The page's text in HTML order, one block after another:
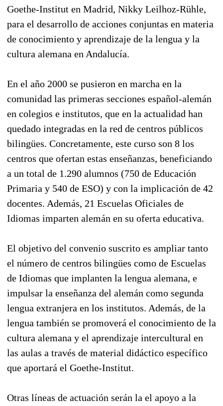
Goethe-Institut en Madrid, Nikky Leilhoz-Rühle,
para el desarrollo de acciones conjuntas en materia
de conocimiento y aprendizaje de la lengua y la
cultura alemana en Andalucía.
En el año 2000 se pusieron en marcha en la
comunidad las primeras secciones español-alemán
en colegios e institutos, que en la actualidad han
quedado integradas en la red de centros públicos
bilingües. Concretamente, este curso son 8 los
centros que ofertan estas enseñanzas, beneficiando
a un total de 1.290 alumnos (750 de Educación
Primaria y 540 de ESO) y con la implicación de 42
docentes. Además, 21 Escuelas Oficiales de
Idiomas imparten alemán en su oferta educativa.
El objetivo del convenio suscrito es ampliar tanto
el número de centros bilingües como de Escuelas
de Idiomas que implanten la lengua alemana, e
impulsar la enseñanza del alemán como segunda
lengua extranjera en los institutos. Además, de la
lengua también se promoverá el conocimiento de la
cultura alemana y el aprendizaje intercultural en
las aulas a través de material didáctico específico
que aportará el Goethe-Institut.
Otras líneas de actuación serán la el apoyo a la